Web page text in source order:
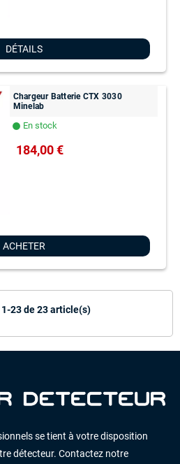
DÉTAILS
Chargeur Batterie CTX 3030
Minelab
lens En stock
184,00 €
ACHETER
23 de 23 article(s)
se tient à votre disposition
détecteur. Contactez notre